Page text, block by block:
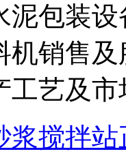
泥包装
机销售
工艺及
浆搅拌